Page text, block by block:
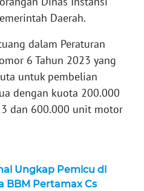
Daerah.
dalam Peraturan
6 Tahun 2023 yang
untuk pembelian
dengan kuota 200.000
dan 600.000 unit motor
Ungkap Pemicu di
BBM Pertamax Cs